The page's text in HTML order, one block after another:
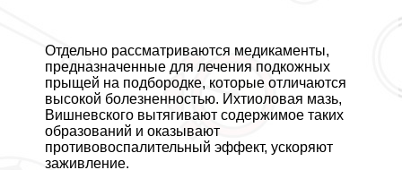
Отдельно рассматриваются медикаменты,
предназначенные для лечения подкожных
прыщей на подбородке, которые отличаются
высокой болезненностью. Ихтиоловая мазь,
Вишневского вытягивают содержимое таких
образований и оказывают
противовоспалительный эффект, ускоряют
заживление.